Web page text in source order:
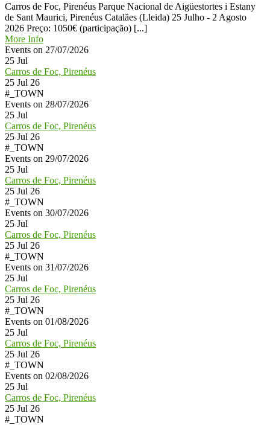
Carros de Foc, Pirenéus Parque Nacional de Aigüestortes i Estany
de Sant Maurici, Pirenéus Catalães (Lleida) 25 Julho - 2 Agosto
2026 Preço: 1050€ (participação) [...]
More Info
Events on 27/07/2026
25 Jul
Carros de Foc, Pirenéus
25 Jul 26
#_TOWN
Events on 28/07/2026
25 Jul
Carros de Foc, Pirenéus
25 Jul 26
#_TOWN
Events on 29/07/2026
25 Jul
Carros de Foc, Pirenéus
25 Jul 26
#_TOWN
Events on 30/07/2026
25 Jul
Carros de Foc, Pirenéus
25 Jul 26
#_TOWN
Events on 31/07/2026
25 Jul
Carros de Foc, Pirenéus
25 Jul 26
#_TOWN
Events on 01/08/2026
25 Jul
Carros de Foc, Pirenéus
25 Jul 26
#_TOWN
Events on 02/08/2026
25 Jul
Carros de Foc, Pirenéus
25 Jul 26
#_TOWN